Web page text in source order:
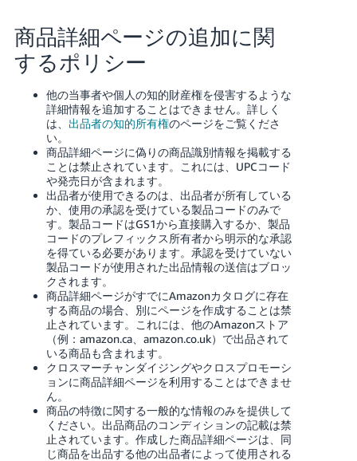
商品詳細ページの追加に関
するポリシー
他の当事者や個人の知的財産権を侵害するような
詳細情報を追加することはできません。 詳しく
は、 出品者の知的所有権のページをご覧くださ
い。
商品詳細ページに偽りの商品識別情報を掲載する
ことは禁止されています。これには、UPCコード
や発売日が含まれます。
出品者が使用できるのは、出品者が所有している
か、使用の承認を受けている製品コードのみで
す。製品コードはGS1から直接購入するか、製品
コードのプレフィックス所有者から明示的な承認
を得ている必要があります。承認を受けていない
製品コードが使用された出品情報の送信はブロッ
クされます。
商品詳細ページがすでにAmazonカタログに存在
する商品の場合、別にページを作成することは禁
止されています。これには、他のAmazonストア
（例：amazon.ca、amazon.co.uk）で出品されて
いる商品も含まれます。
クロスマーチャンダイジングやクロスプロモーシ
ョンに商品詳細ページを利用することはできませ
ん。
商品の特徴に関する一般的な情報のみを提供して
ください。出品商品のコンディションの記載は禁
止されています。作成した商品詳細ページは、同
じ商品を出品する他の出品者によって使用される